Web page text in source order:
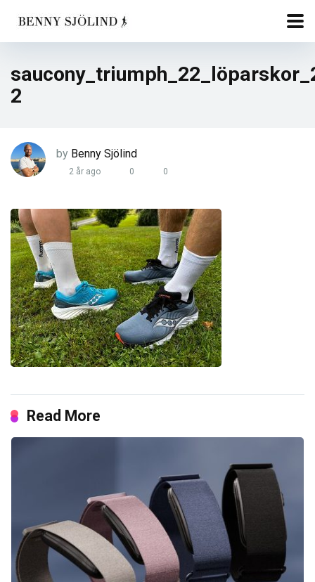
2
by Benny Sjölind
2 år ago 0 0
Read More